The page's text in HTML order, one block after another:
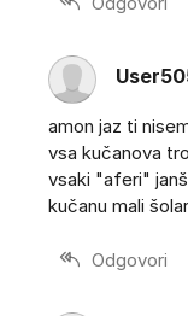
amon jaz ti
vsa kučanova
vsaki "aferi"
kučanu mali
Odgovori